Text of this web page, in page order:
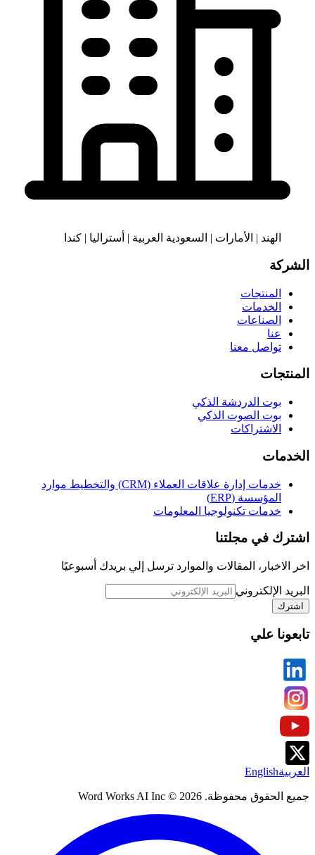
الهند | الأمارات | السعودية العربية | أستراليا | كندا
الشركة
المنتجات
الخدمات
الصناعات
عنا
تواصل معنا
المنتجات
بوت الدردشة الذكي
بوت الصوت الذكي
الاشتراكات
الخدمات
خدمات إدارة علاقات العملاء (CRM) والتخطيط موارد
المؤسسة (ERP)
خدمات تكنولوجيا المعلومات
اشترك في مجلتنا
اخر الاخبار، المقالات والموارد ترسل إلي بريدك أسبوعيًا
البريد الإلكتروني
اشترك
تابعونا علي
العربيةEnglish
جميع الحقوق محفوظة. Word Works AI Inc © 2026